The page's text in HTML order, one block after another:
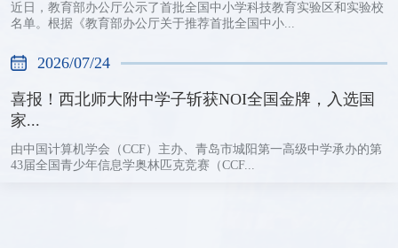
近日，教育部办公厅公示了首批全国中小学科技教育实验区和实验校
名单。根据《教育部办公厅关于推荐首批全国中小...
2026/07/24
喜报！西北师大附中学子斩获NOI全国金牌，入选国
家...
由中国计算机学会（CCF）主办、青岛市城阳第一高级中学承办的第
43届全国青少年信息学奥林匹克竞赛（CCF...